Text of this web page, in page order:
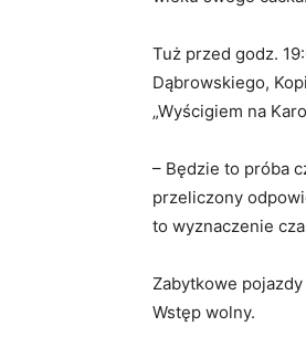
Tuż przed godz.
Dąbrowskiego,
„Wyścigiem na
– Będzie to próba
przeliczony
to wyznaczenie
Zabytkowe
Wstęp wolny.